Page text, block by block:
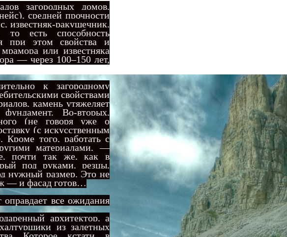
загородных домов,
средней прочности
известняк-ракушечник,
есть способность
при этом свойства и
или известняка
— через 100–150 лет,
к загородному
свойствами
камень утяжеляет
фундамент. Во-вторых,
(не говоря уже о
(с искусственным
того, работать с
материалами, —
почти так же, как в
под руками, резцы,
нужный размер. Это не
— и фасад готов…
оправдает все ожидания
архитектор, а
из залетных